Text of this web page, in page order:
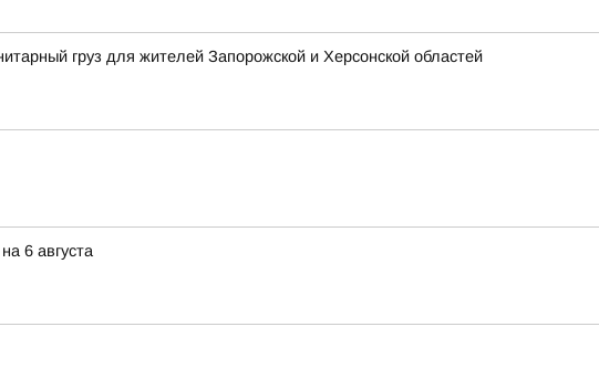
груз для жителей Запорожской и Херсонской областей
6 августа